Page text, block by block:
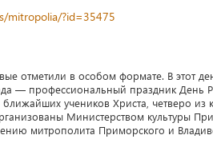
mitropolia/?id=35475
отметили в особом формате. В этот
— профессиональный праздник День
учеников Христа, четверо из
Министерством культуры
митрополита Приморского и